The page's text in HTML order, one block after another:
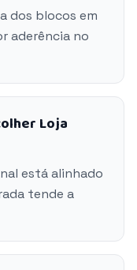
dos blocos em
aderência no
Loja
está alinhado
tende a